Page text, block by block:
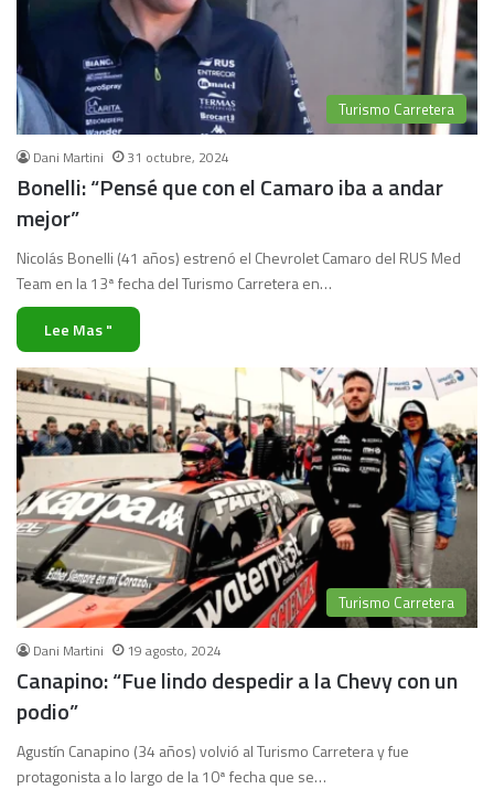
Turismo Carretera
Dani Martini 31 octubre, 2024
Bonelli: “Pensé que con el Camaro iba a andar
mejor”
Nicolás Bonelli (41 años) estrenó el Chevrolet Camaro del RUS Med
Team en la 13ª fecha del Turismo Carretera en…
Lee Mas "
Turismo Carretera
Dani Martini 19 agosto, 2024
Canapino: “Fue lindo despedir a la Chevy con un
podio”
Agustín Canapino (34 años) volvió al Turismo Carretera y fue
protagonista a lo largo de la 10ª fecha que se…